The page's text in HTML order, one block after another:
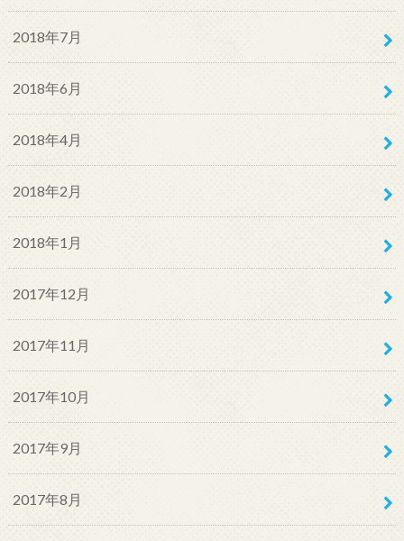
2018年7月
2018年6月
2018年4月
2018年2月
2018年1月
2017年12月
2017年11月
2017年10月
2017年9月
2017年8月